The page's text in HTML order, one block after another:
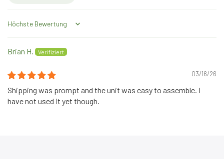
Sort by
Brian H.
03/16/26
Shipping was prompt and the unit was easy to assemble. I
have not used it yet though.